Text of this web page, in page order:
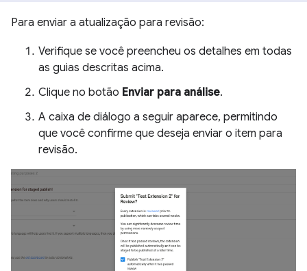
Para enviar a atualização para revisão:
Verifique se você preencheu os detalhes em todas
as guias descritas acima.
Clique no botão Enviar para análise.
A caixa de diálogo a seguir aparece, permitindo
que você confirme que deseja enviar o item para
revisão.